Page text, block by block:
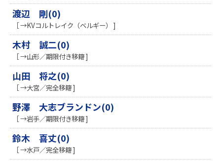
渡辺 剛(0)
［ →KVコルトレイク（ベルギー） ]
木村 誠二(0)
［ →山形／期限付き移籍 ]
山田 将之(0)
［ →大宮／完全移籍 ]
野澤 大志ブランドン(0)
［ →岩手／期限付き移籍 ]
鈴木 喜丈(0)
［ →水戸／完全移籍 ]